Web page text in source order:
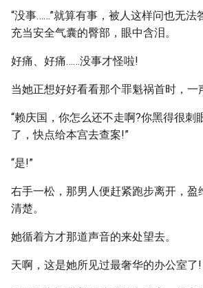
“没事……”就算有事，被人这样问也无法
充当安全气囊的臀部，眼中含泪。
好痛、好痛……没事才怪啦!
当她正想好好看看那个罪魁祸首时，一
“赖庆国，你怎么还不走啊?你黑得很刺
了，快点给本宫去查案!”
“是!”
右手一松，那男人便赶紧跑步离开，盈
清楚。
她循着方才那道声音的来处望去。
天啊，这是她所见过最奢华的办公室了!